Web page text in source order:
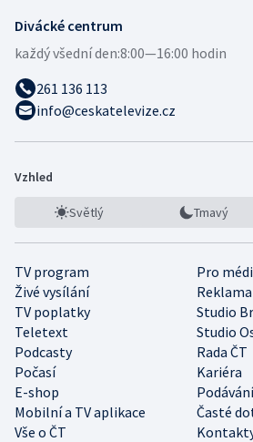
Divácké centrum
každý všední den:8:00—16:00 hodin
261 136 113
info@ceskatelevize.cz
Vzhled
Světlý Tmavý
TV program
Pro
Živé vysílání
Reklama
TV poplatky
Studio
Teletext
Studio
Podcasty
Rada ČT
Počasí
Kariéra
E-shop
Mobilní a TV aplikace
Časté
Vše o ČT